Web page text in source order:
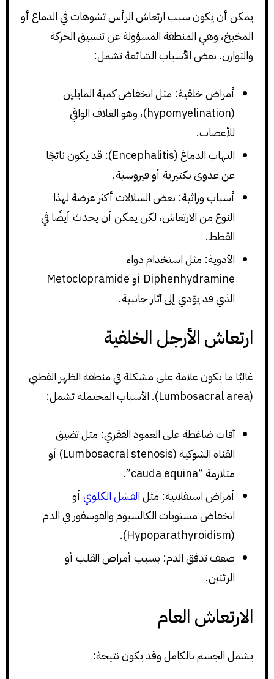
يمكن أن يكون سبب ارتعاش الرأس تشوهات في الدماغ أو
المخيخ، وهي المنطقة المسؤولة عن تنسيق الحركة
والتوازن. بعض الأسباب الشائعة تشمل:
أمراض خلقية: مثل انخفاض كمية المايلين
(hypomyelination)، وهو الغلاف الواقي
للأعصاب.
التهاب الدماغ (Encephalitis): قد يكون ناتجًا
عن عدوى بكتيرية أو فيروسية.
أسباب وراثية: بعض السلالات أكثر عرضة لهذا
النوع من الارتعاش، لكن يمكن أن يحدث أيضًا في
القطط.
الأدوية: مثل استخدام دواء
Diphenhydramine أو Metoclopramide
الذي قد يؤدي إلى آثار جانبية.
ارتعاش الأرجل الخلفية
غالبًا ما يكون علامة على مشكلة في منطقة الظهر القطني
(Lumbosacral area). الأسباب المحتملة تشمل:
آفات ضاغطة على العمود الفقري: مثل تضيق
القناة الشوكية (Lumbosacral stenosis) أو
متلازمة “cauda equina”.
أمراض استقلابية: مثلالفشل الكلويأو
انخفاض مستويات الكالسيوم والفوسفور في الدم
(Hypoparathyroidism).
ضعف تدفق الدم: بسبب أمراض القلب أو
الرئتين.
الارتعاش العام
يشمل الجسم بالكامل وقد يكون نتيجة: